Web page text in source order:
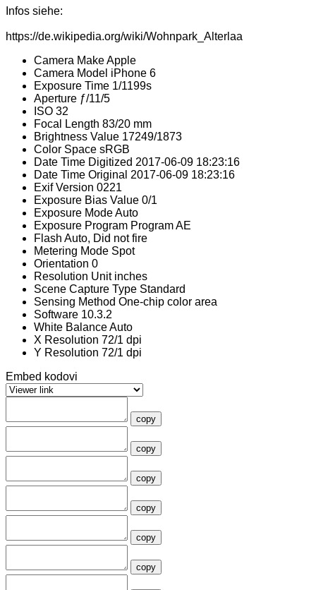
Infos siehe:
https://de.wikipedia.org/wiki/Wohnpark_Alterlaa
Camera MakeApple
Camera Model iPhone 6
Exposure Time 1/1199s
Aperture ƒ/11/5
ISO 32
Focal Length 83/20 mm
Brightness Value 17249/1873
Color Space sRGB
Date Time Digitized 2017-06-09 18:23:16
Date Time Original 2017-06-09 18:23:16
Exif Version 0221
Exposure Bias Value 0/1
Exposure ModeAuto
Exposure Program Program AE
Flash Auto, Did not fire
Metering Mode Spot
Orientation 0
Resolution Unit inches
Scene Capture Type Standard
Sensing Method One-chip color area
Software 10.3.2
White BalanceAuto
X Resolution 72/1 dpi
Y Resolution 72/1 dpi
Embed kodovi
copy
copy
copy
copy
copy
copy